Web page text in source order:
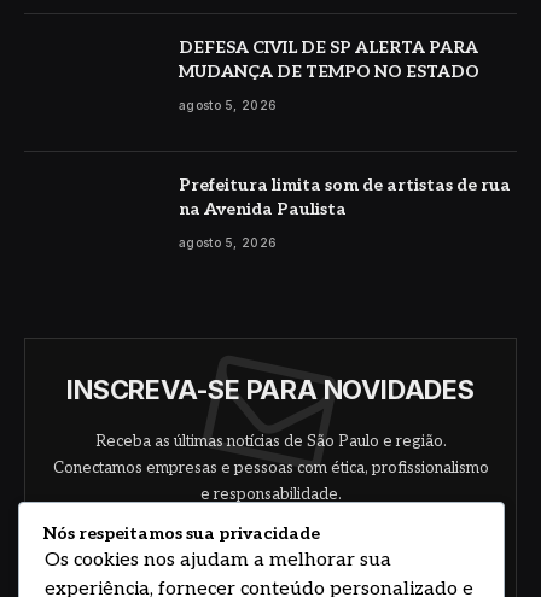
DEFESA CIVIL DE SP ALERTA PARA
MUDANÇA DE TEMPO NO ESTADO
agosto 5, 2026
Prefeitura limita som de artistas de rua
na Avenida Paulista
agosto 5, 2026
INSCREVA-SE PARA NOVIDADES
Receba as últimas notícias de São Paulo e região.
Conectamos empresas e pessoas com ética, profissionalismo
e responsabilidade.
Nós respeitamos sua privacidade
Os cookies nos ajudam a melhorar sua
experiência, fornecer conteúdo personalizado e